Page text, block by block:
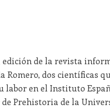
de la revista
Romero, dos científicas
labor en el Instituto
Prehistoria de la